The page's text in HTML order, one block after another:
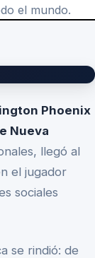
el mundo.
Phoenix
Nueva
llegó al
el jugador
sociales
se rindió: de